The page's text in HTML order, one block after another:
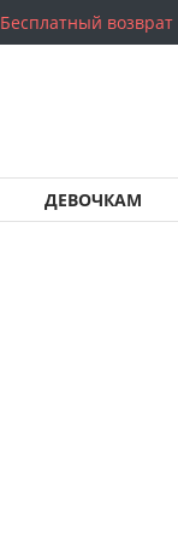
Бесплатный возврат
ДЕВОЧКАМ